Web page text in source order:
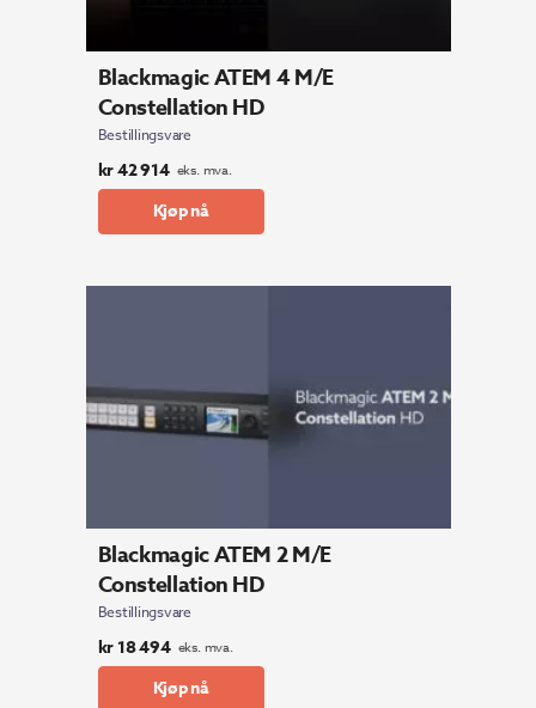
Blackmagic ATEM 4 M/E
Constellation HD
Bestillingsvare
kr42 914 eks. mva.
Kjøp nå
Blackmagic ATEM 2 M/E
Constellation HD
Bestillingsvare
kr18 494 eks. mva.
Kjøp nå